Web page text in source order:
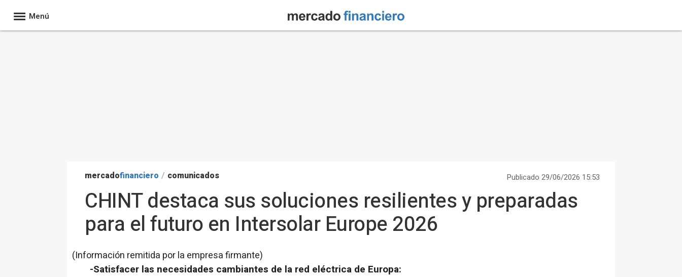
Menú
mercadofinanciero / comunicados Publicado 29/06/2026 15:53
CHINT destaca sus soluciones resilientes y preparadas
para el futuro en Intersolar Europe 2026
(Información remitida por la empresa firmante)
-Satisfacer las necesidades cambiantes de la red eléctrica de Europa: